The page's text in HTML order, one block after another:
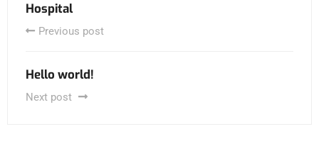
Hospital
Previous post
Hello world!
Next post